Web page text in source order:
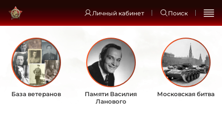
Личный кабинет Поиск
База ветеранов
Памяти Василия
Ланового
Московская битва